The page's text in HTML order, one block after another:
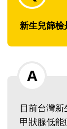
新生兒篩檢
目前台灣
甲狀腺低